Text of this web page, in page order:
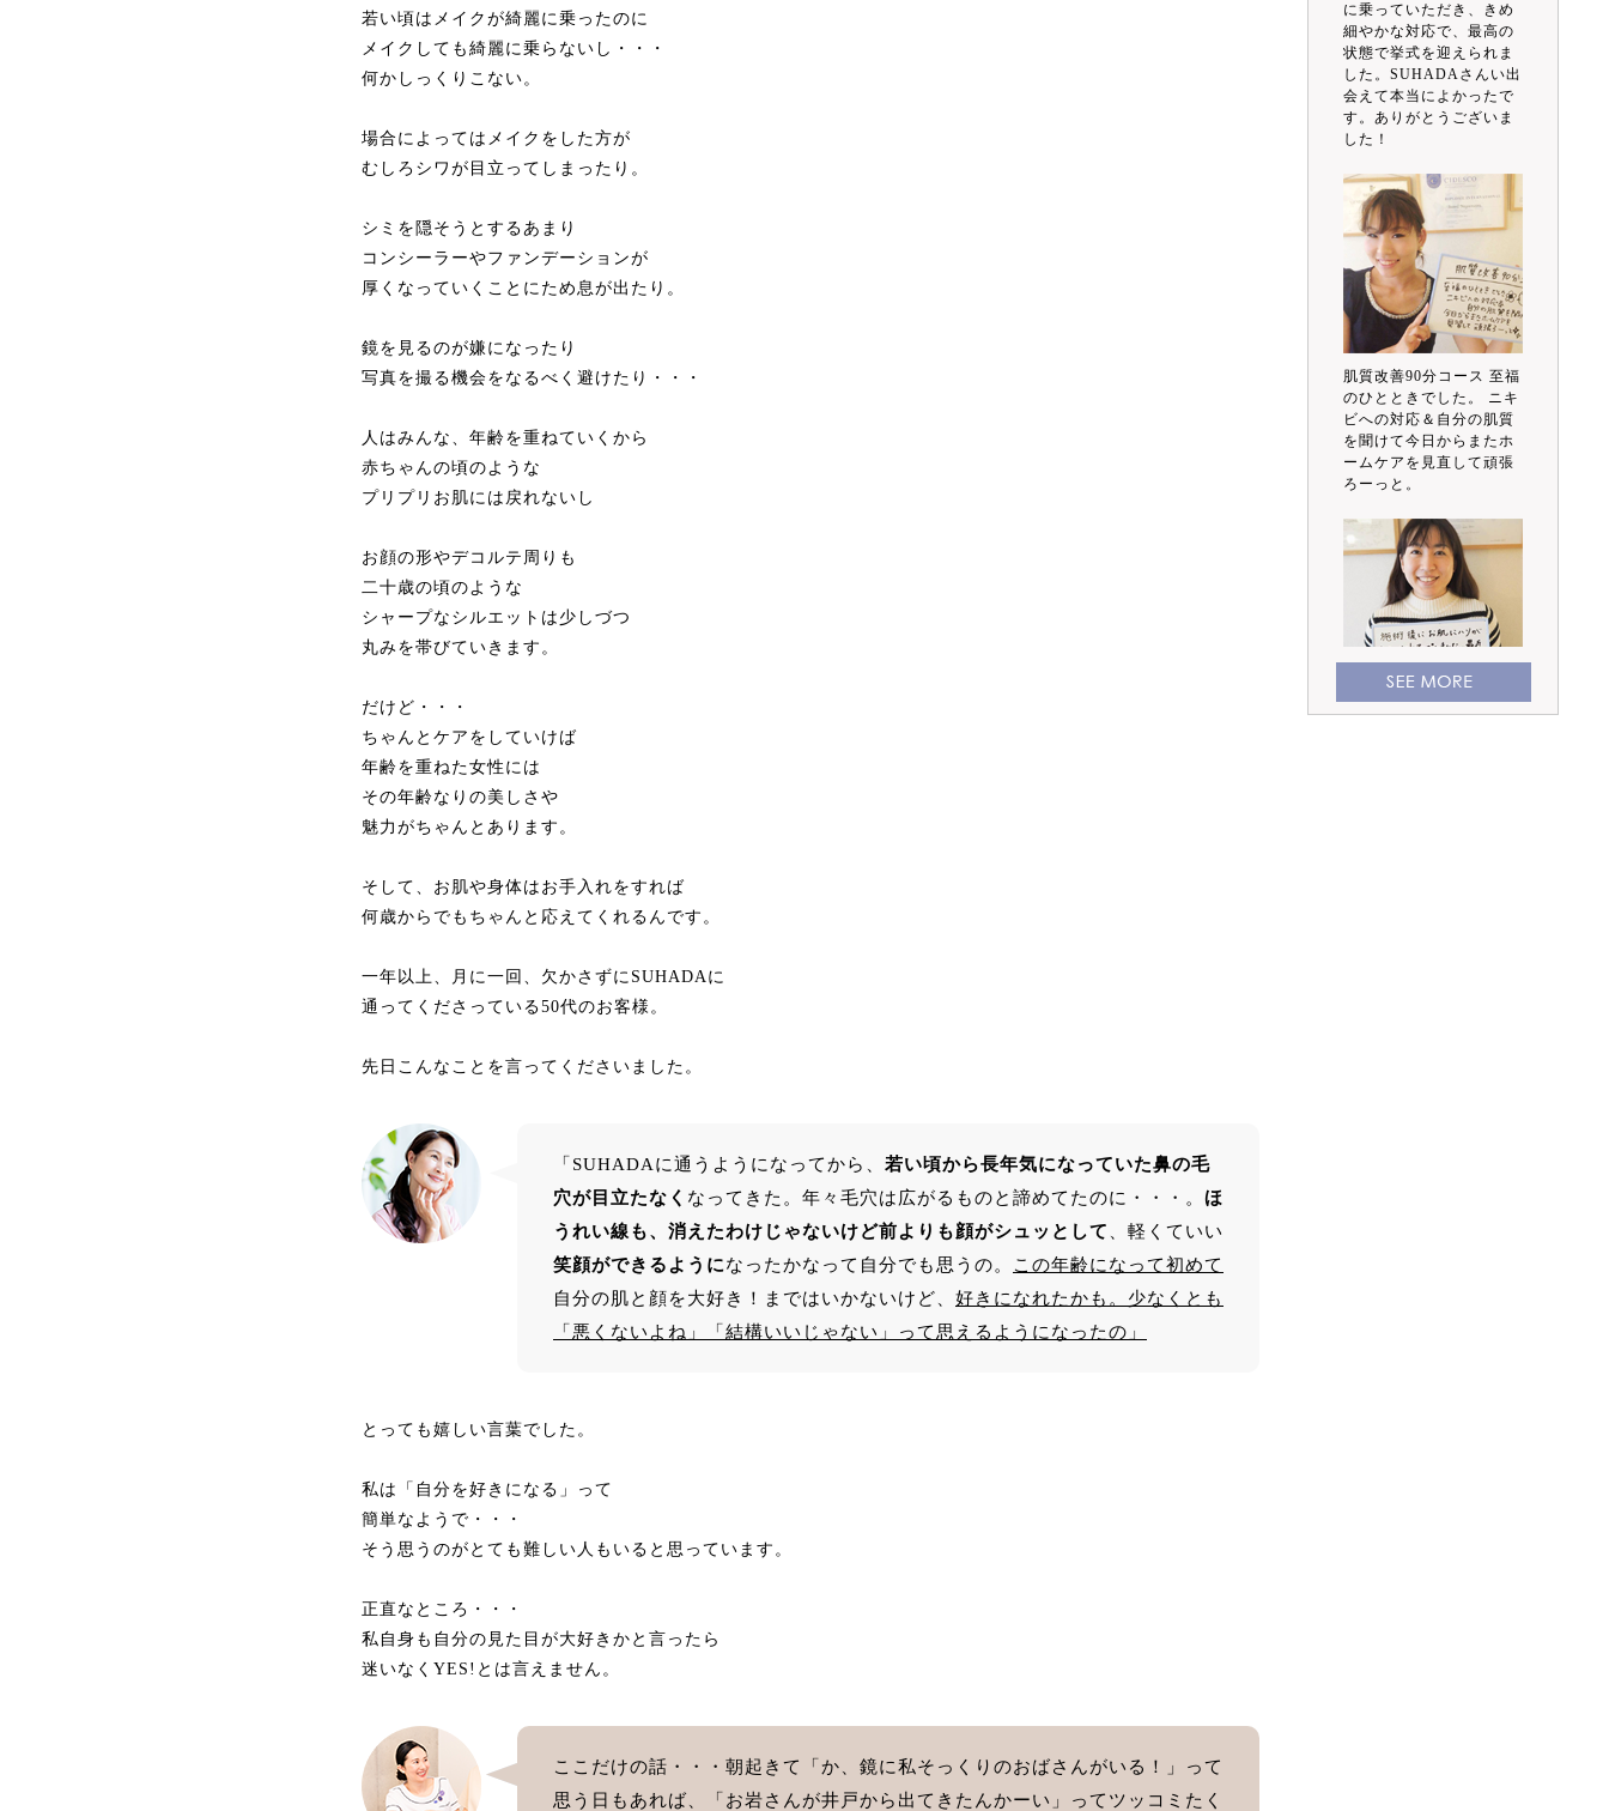
に乗っていただき、きめ
細やかな対応で、最高の
状態で挙式を迎えられま
した。SUHADAさんい出
会えて本当によかったで
す。ありがとうございま
した！
肌質改善90分コース 至福
のひとときでした。 ニキ
ビへの対応＆自分の肌質
を聞けて今日からまたホ
ームケアを見直して頑張
ろーっと。
若い頃はメイクが綺麗に乗ったのに
メイクしても綺麗に乗らないし・・・
何かしっくりこない。
場合によってはメイクをした方が
むしろシワが目立ってしまったり。
シミを隠そうとするあまり
コンシーラーやファンデーションが
厚くなっていくことにため息が出たり。
鏡を見るのが嫌になったり
写真を撮る機会をなるべく避けたり・・・
人はみんな、年齢を重ねていくから
赤ちゃんの頃のような
プリプリお肌には戻れないし
お顔の形やデコルテ周りも
二十歳の頃のような
シャープなシルエットは少しづつ
丸みを帯びていきます。
だけど・・・
ちゃんとケアをしていけば
年齢を重ねた女性には
その年齢なりの美しさや
魅力がちゃんとあります。
そして、お肌や身体はお手入れをすれば
何歳からでもちゃんと応えてくれるんです。
一年以上、月に一回、欠かさずにSUHADAに
通ってくださっている50代のお客様。
先日こんなことを言ってくださいました。
「SUHADAに通うようになってから、 若い頃から長年気になっていた鼻の毛
穴が目立たなく なってきた。年々毛穴は広がるものと諦めてたのに・・・。 ほ
うれい線も、消えたわけじゃないけど前よりも顔がシュッとして 、軽くていい
笑顔ができるようになったかなって自分でも思うの。
この年齢になって初めて
自分の肌と顔を大好き！まではいかないけど、 好きになれたかも。少なくとも
「悪くないよね」「結構いいじゃない」って思えるようになったの」
とっても嬉しい言葉でした。
私は「自分を好きになる」って
簡単なようで・・・
そう思うのがとても難しい人もいると思っています。
正直なところ・・・
私自身も自分の見た目が大好きかと言ったら
迷いなくYES!とは言えません。
ここだけの話・・・朝起きて「か、鏡に私そっくりのおばさんがいる！」って
思う日もあれば、「お岩さんが井戸から出てきたんかーい」ってツッコミたく